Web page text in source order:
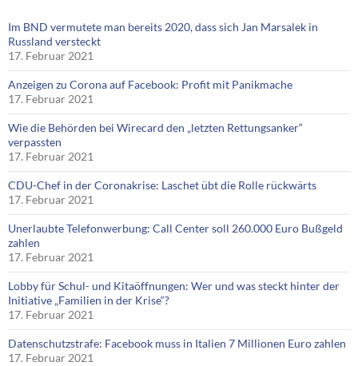
Im BND vermutete man bereits 2020, dass sich Jan Marsalek in
Russland versteckt
17. Februar 2021
Anzeigen zu Corona auf Facebook: Profit mit Panikmache
17. Februar 2021
Wie die Behörden bei Wirecard den „letzten Rettungsanker“
verpassten
17. Februar 2021
CDU-Chef in der Coronakrise: Laschet übt die Rolle rückwärts
17. Februar 2021
Unerlaubte Telefonwerbung: Call Center soll 260.000 Euro Bußgeld
zahlen
17. Februar 2021
Lobby für Schul- und Kitaöffnungen: Wer und was steckt hinter der
Initiative „Familien in der Krise“?
17. Februar 2021
Datenschutzstrafe: Facebook muss in Italien 7 Millionen Euro zahlen
17. Februar 2021